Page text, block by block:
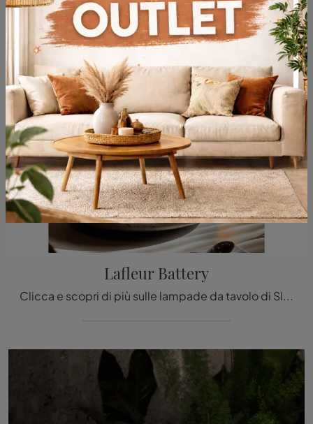
Lafleur Battery
Clicca e scopri di più sulle lampade da tavolo di Slamp: il modello Lafleur Battery in policarbonato ti attende!